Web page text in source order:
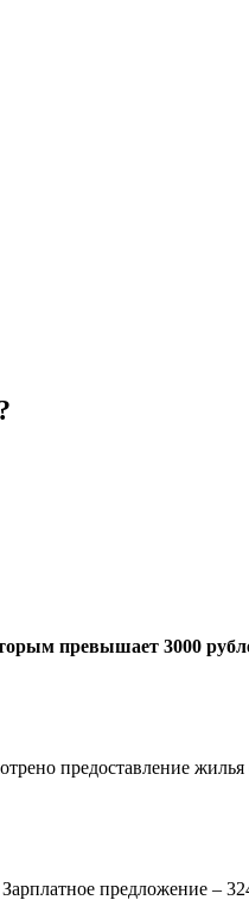
превышает 3000
предоставление жилья
Зарплатное предложение –